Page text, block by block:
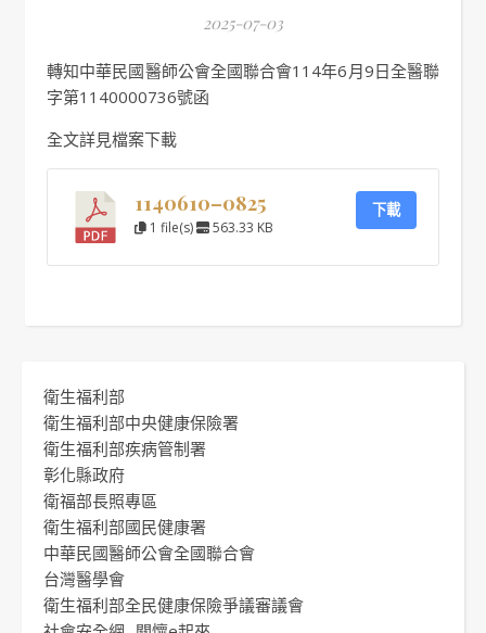
2025-07-03
轉知中華民國醫師公會全國聯合會114年6月9日全醫聯
字第1140000736號函
全文詳見檔案下載
1140610–0825
1 file(s) 563.33 KB
下載
衛生福利部
衛生福利部中央健康保險署
衛生福利部疾病管制署
彰化縣政府
衛福部長照專區
衛生福利部國民健康署
中華民國醫師公會全國聯合會
台灣醫學會
衛生福利部全民健康保險爭議審議會